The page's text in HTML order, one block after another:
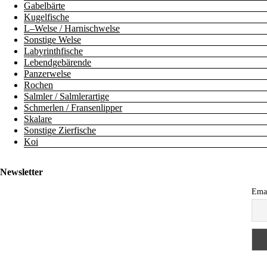
Gabelbärte
Kugelfische
L–Welse / Harnischwelse
Sonstige Welse
Labyrinthfische
Lebendgebärende
Panzerwelse
Rochen
Salmler / Salmlerartige
Schmerlen / Fransenlipper
Skalare
Sonstige Zierfische
Koi
Newsletter